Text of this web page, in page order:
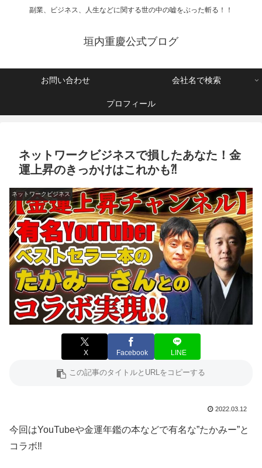
副業、ビジネス、人生などに関する世の中の嘘をぶった斬る！！
垣内重慶公式ブログ
お問い合わせ 会社名で検索
プロフィール
ネットワークビジネスで損したあなた！金
運上昇のきっかけはこれかも⁈
ネットワークビジネス
X Facebook LINE
2022.03.12
今回はYouTubeや金運年鑑の本などで有名な”たかみー”と
コラボ‼